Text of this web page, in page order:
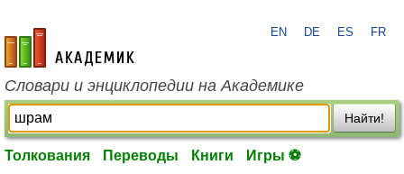
academic.ru
EN DE ES FR
Словари и энциклопедии на Академике
Найти!
Толкования Переводы Книги Игры ⚽